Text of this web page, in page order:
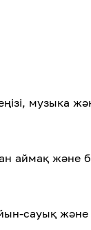
музыка
аймақ және
сауық және